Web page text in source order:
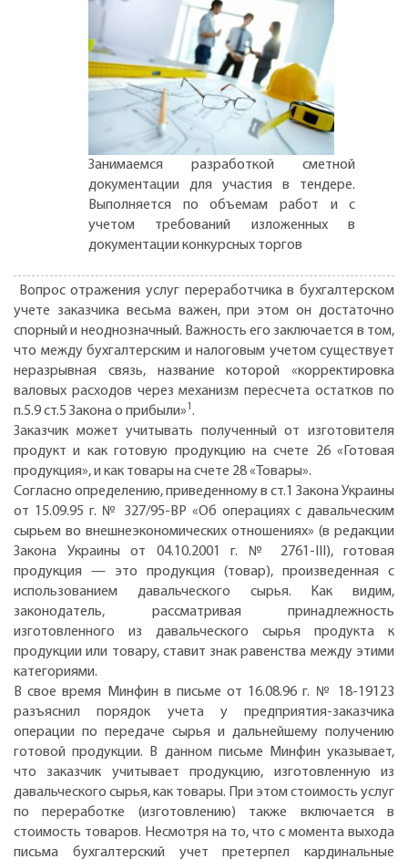
Занимаемся разработкой сметной
документации для участия в тендере.
Выполняется по объемам работ и с
учетом требований изложенных в
документации конкурсных торгов
Вопрос отражения услуг переработчика в бухгалтерском
учете заказчика весьма важен, при этом он достаточно
спорный и неоднозначный. Важность его заключается в том,
что между бухгалтерским и налоговым учетом существует
неразрывная связь, название которой «корректировка
валовых расходов через механизм пересчета остатков по
п.5.9 ст.5 Закона о прибыли»1 .
Заказчик может учитывать полученный от изготовителя
продукт и как готовую продукцию на счете 26 «Готовая
продукция», и как товары на счете 28 «Товары».
Согласно определению, приведенному в ст.1 Закона Украины
от 15.09.95 г. № 327/95-ВР «Об операциях с давальческим
сырьем во внешнеэкономических отношениях» (в редакции
Закона Украины от 04.10.2001 г. № 2761-III), готовая
продукция — это продукция (товар), произведенная с
использованием давальческого сырья. Как видим,
законодатель, рассматривая принадлежность
изготовленного из давальческого сырья продукта к
продукции или товару, ставит знак равенства между этими
категориями.
В свое время Минфин в письме от 16.08.96 г. № 18-19123
разъяснил порядок учета у предприятия-заказчика
операции по передаче сырья и дальнейшему получению
готовой продукции. В данном письме Минфин указывает,
что заказчик учитывает продукцию, изготовленную из
давальческого сырья, как товары. При этом стоимость услуг
по переработке (изготовлению) также включается в
стоимость товаров. Несмотря на то, что с момента выхода
письма бухгалтерский учет претерпел кардинальные